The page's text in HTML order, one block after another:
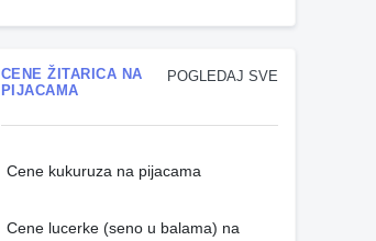
POGLEDAJ SVE
CENE ŽITARICA NA
PIJACAMA
Cene kukuruza na pijacama
Cene lucerke (seno u balama) na